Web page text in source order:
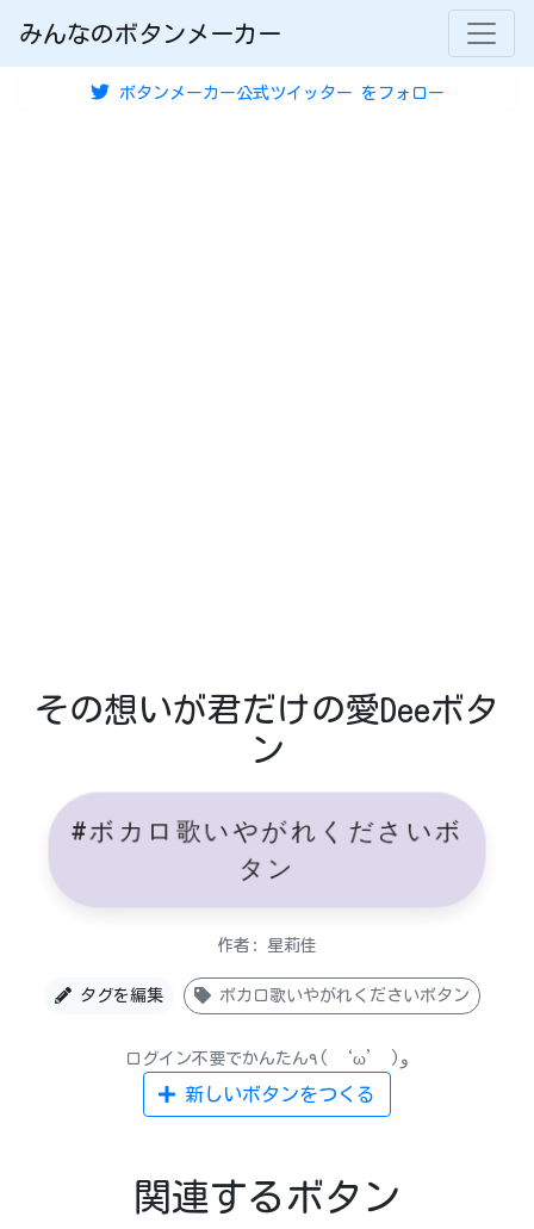
みんなのボタンメーカー
ボタンメーカー公式ツイッター をフォロー
その想いが君だけの愛Deeボタ
ン
#ボカロ歌いやがれくださいボ
タン
作者: 星莉佳
タグを編集 ボカロ歌いやがれくださいボタン
ログイン不要でかんたん٩( ‘ω’ )و
新しいボタンをつくる
関連するボタン